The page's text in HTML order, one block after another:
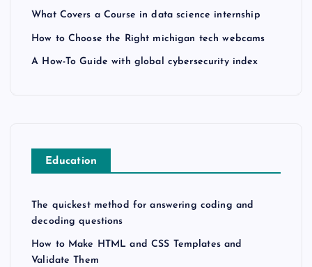
What Covers a Course in data science internship
How to Choose the Right michigan tech webcams
A How-To Guide with global cybersecurity index
Education
The quickest method for answering coding and
decoding questions
How to Make HTML and CSS Templates and
Validate Them